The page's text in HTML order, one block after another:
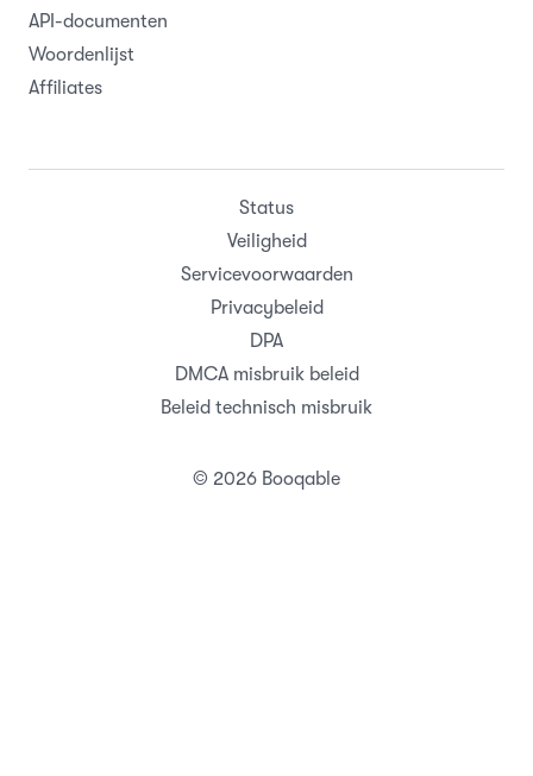
API-documenten
Woordenlijst
Affiliates
© 2026 Booqable
Status
Veiligheid
Servicevoorwaarden
Privacybeleid
DPA
DMCA misbruik beleid
Beleid technisch misbruik